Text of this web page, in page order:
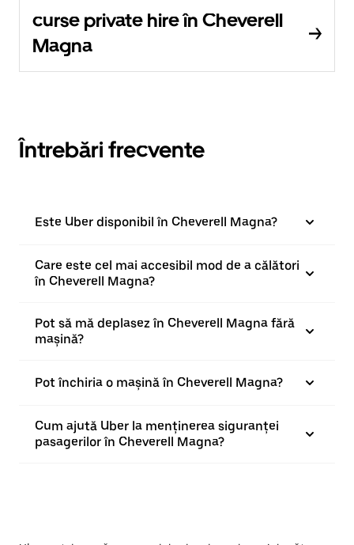
curse private hire în Cheverell
Magna
Întrebări frecvente
Este Uber disponibil în Cheverell Magna?
Care este cel mai accesibil mod de a călători
în Cheverell Magna?
Pot să mă deplasez în Cheverell Magna fără
mașină?
Pot închiria o mașină în Cheverell Magna?
Cum ajută Uber la menținerea siguranței
pasagerilor în Cheverell Magna?